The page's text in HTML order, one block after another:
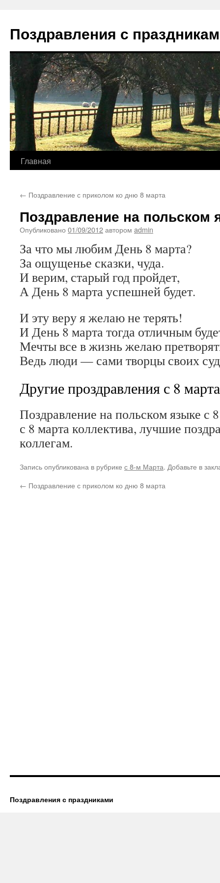
содержимому
Поздравления с
Главная
← Поздравление с приколом ко дню 8 марта
Поздравление на польском
Опубликовано 01/09/2012автором admin
За что мы любим День 8 марта?
За ощущенье сказки, чуда.
И верим, старый год пройдет,
А День 8 марта успешней будет.
И эту веру я желаю не терять!
И День 8 марта тогда отличным
Мечты все в жизнь желаю
Ведь люди — сами творцы своих
Другие проздравления с 8 марта
Поздравление на польском языке с
с 8 марта коллектива, лучшие
коллегам.
Запись опубликована в рубрике с 8-м Марта. Добавьте в
← Поздравление с приколом ко дню 8 марта
Поздравления с праздниками